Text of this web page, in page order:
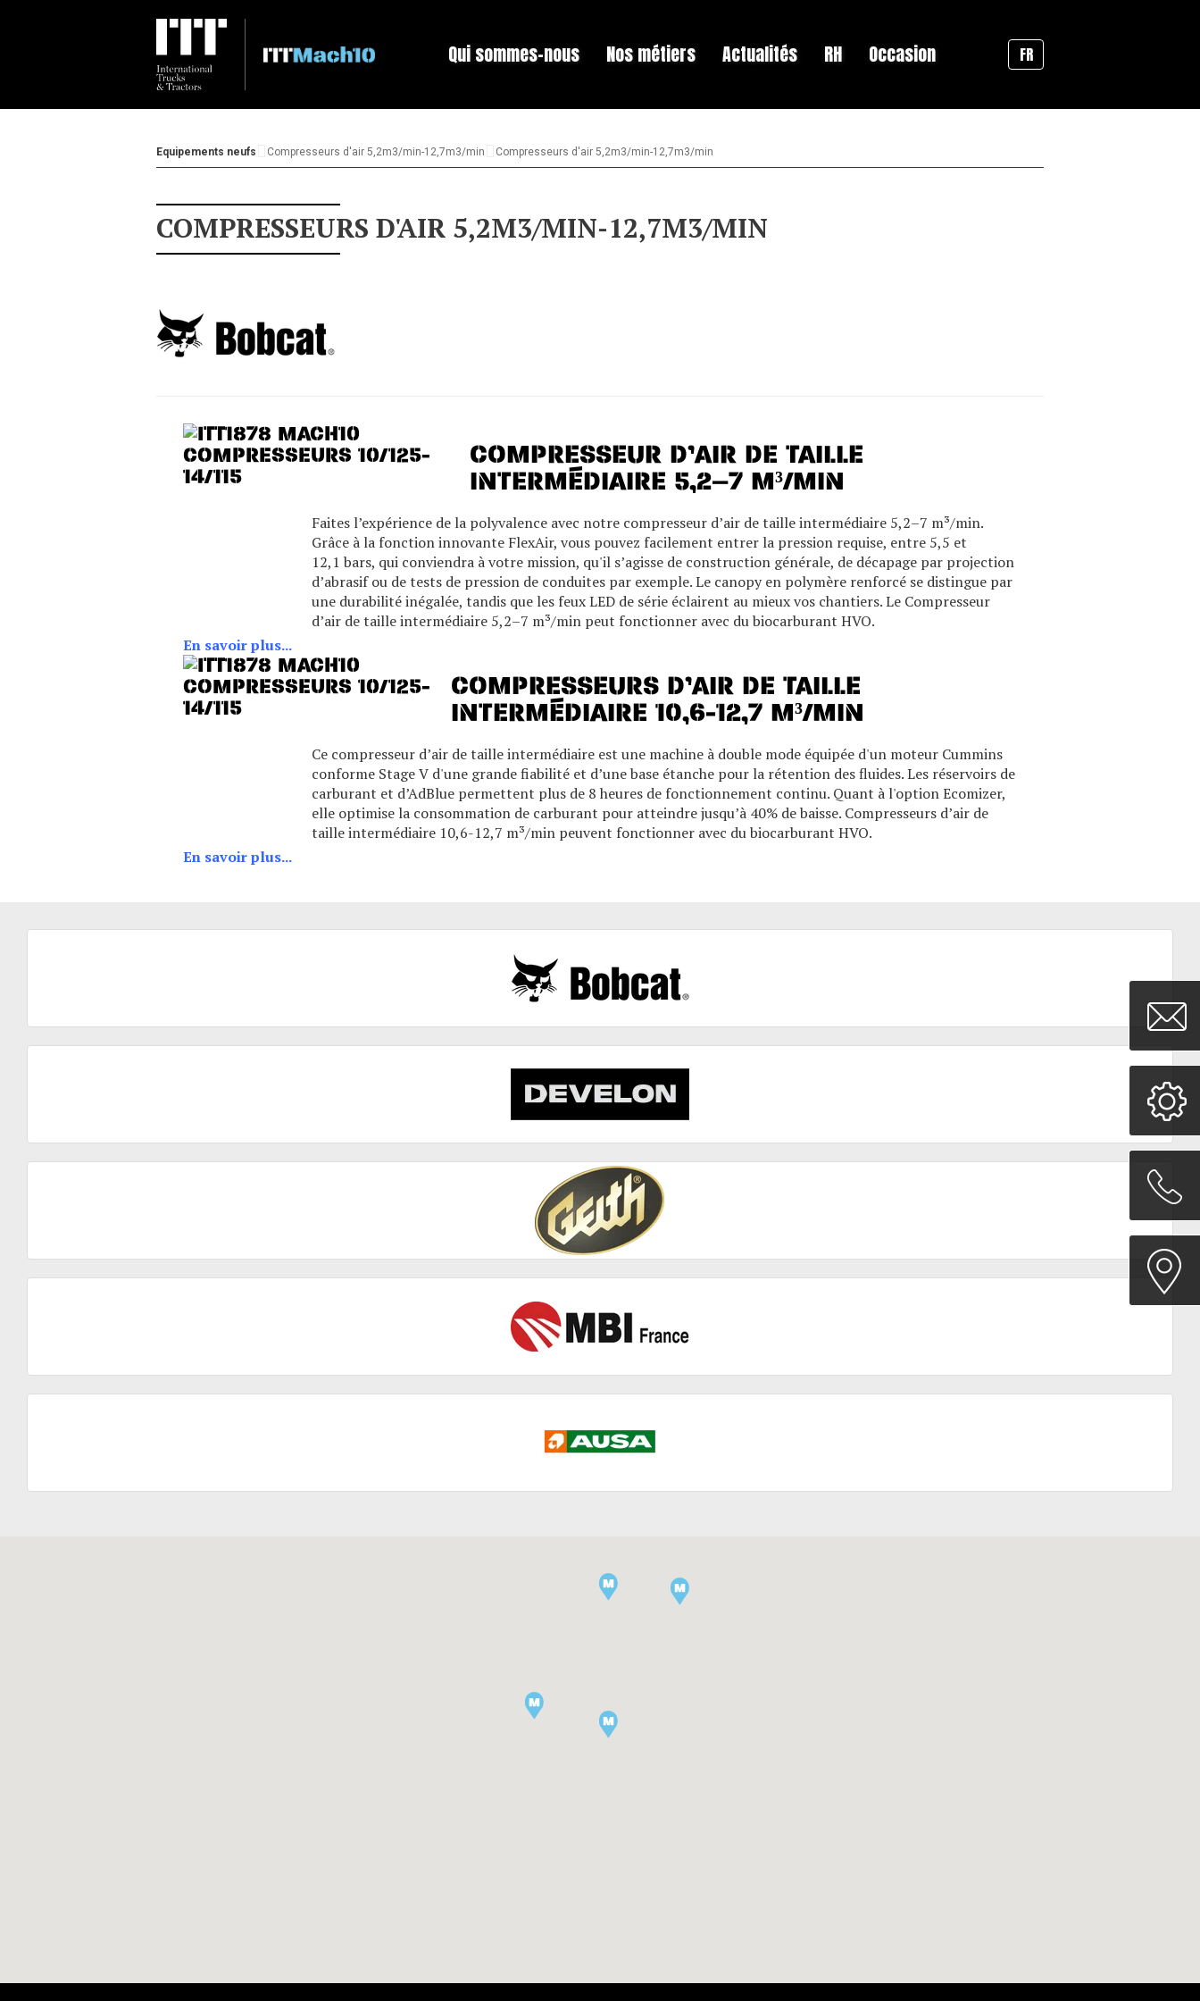
Qui sommes-nous Nos métiers Actualités RH Occasion FR
Equipements neufs Compresseurs d'air 5,2m3/min-12,7m3/min Compresseurs d'air 5,2m3/min-12,7m3/min
COMPRESSEURS D'AIR 5,2M3/MIN-12,7M3/MIN
COMPRESSEUR D’AIR DE TAILLE
INTERMÉDIAIRE 5,2–7 M³/MIN
Faites l’expérience de la polyvalence avec notre compresseur d’air de taille intermédiaire 5,2–7 m³/min.
Grâce à la fonction innovante FlexAir, vous pouvez facilement entrer la pression requise, entre 5,5 et
12,1 bars, qui conviendra à votre mission, qu'il s’agisse de construction générale, de décapage par projection
d’abrasif ou de tests de pression de conduites par exemple. Le canopy en polymère renforcé se distingue par
une durabilité inégalée, tandis que les feux LED de série éclairent au mieux vos chantiers. Le Compresseur
d’air de taille intermédiaire 5,2–7 m³/min peut fonctionner avec dubiocarburant HVO.
En savoir plus...
COMPRESSEURS D’AIR DE TAILLE
INTERMÉDIAIRE 10,6-12,7 M³/MIN
Ce compresseur d’air de taille intermédiaire est une machine à double mode équipée d'un moteur Cummins
conforme Stage V d'une grande fiabilité et d’une base étanche pour la rétention des fluides. Les réservoirs de
carburant et d’AdBlue permettent plus de 8 heures de fonctionnement continu. Quant à l'option Ecomizer,
elle optimise la consommation de carburant pour atteindre jusqu’à 40% de baisse. Compresseurs d’air de
taille intermédiaire 10,6-12,7 m³/min peuvent fonctionner avec dubiocarburant HVO.
En savoir plus...